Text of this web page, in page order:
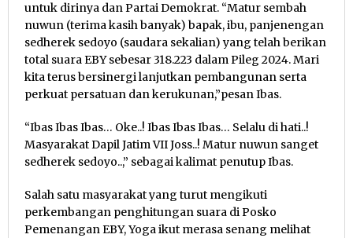
untuk dirinya dan Partai Demokrat. “Matur sembah
nuwun (terima kasih banyak) bapak, ibu, panjenengan
sedherek sedoyo (saudara sekalian) yang telah berikan
total suara EBY sebesar 318.223 dalam Pileg 2024. Mari
kita terus bersinergi lanjutkan pembangunan serta
perkuat persatuan dan kerukunan,”pesan Ibas.
“Ibas Ibas Ibas… Oke..! Ibas Ibas Ibas… Selalu di hati..!
Masyarakat Dapil Jatim VII Joss..! Matur nuwun sanget
sedherek sedoyo..,” sebagai kalimat penutup Ibas.
Salah satu masyarakat yang turut mengikuti
perkembangan penghitungan suara di Posko
Pemenangan EBY, Yoga ikut merasa senang melihat